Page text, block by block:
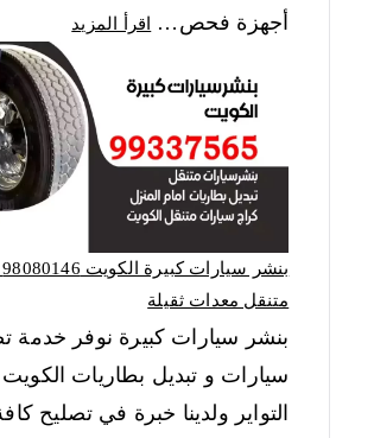
أجهزة فحص…
اقرأ المزيد
متنقل معدات ثقيلة
بنشر سيارات كبيرة نوفر خدمة
سيارات و تبديل بطاريات الكويت
التواير ولدينا خبرة في تصليح